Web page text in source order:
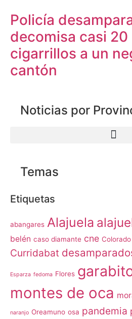
Policía
decomisa casi 20
cigarrillos a un
cantón
Noticias por
Temas
Etiquetas
abangares Alajuela
belén caso diamante cne Colorado
Curridabat
Esparza fedoma Flores
montes de oca
naranjo Oreamuno osa pandemia